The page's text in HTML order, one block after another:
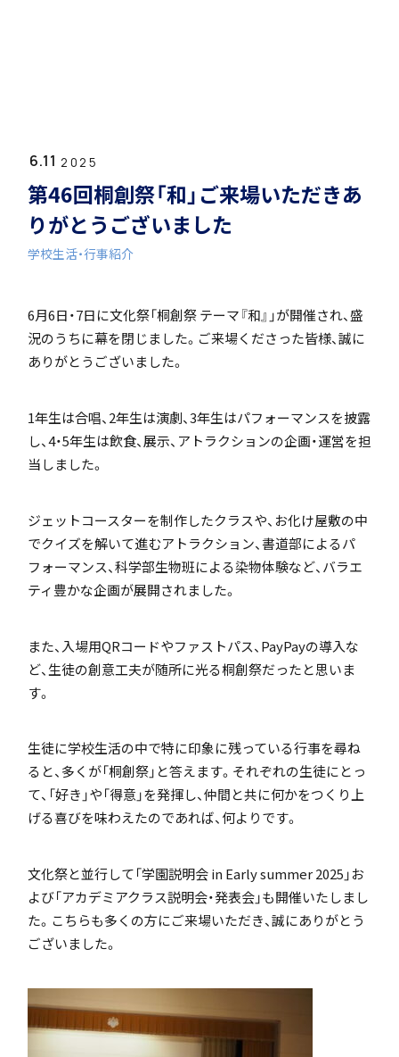
6.11 2025
第46回桐創祭「和」ご来場いただきあ
りがとうございました
学校生活・行事紹介
6月6日・7日に文化祭「桐創祭 テーマ『和』」が開催され、盛
況のうちに幕を閉じました。ご来場くださった皆様、誠に
ありがとうございました。
1年生は合唱、2年生は演劇、3年生はパフォーマンスを披露
し、4・5年生は飲食、展示、アトラクションの企画・運営を担
当しました。
ジェットコースターを制作したクラスや、お化け屋敷の中
でクイズを解いて進むアトラクション、書道部によるパ
フォーマンス、科学部生物班による染物体験など、バラエ
ティ豊かな企画が展開されました。
また、入場用QRコードやファストパス、PayPayの導入な
ど、生徒の創意工夫が随所に光る桐創祭だったと思いま
す。
生徒に学校生活の中で特に印象に残っている行事を尋ね
ると、多くが「桐創祭」と答えます。それぞれの生徒にとっ
て、「好き」や「得意」を発揮し、仲間と共に何かをつくり上
げる喜びを味わえたのであれば、何よりです。
文化祭と並行して「学園説明会 in Early summer 2025」お
よび「アカデミアクラス説明会・発表会」も開催いたしまし
た。こちらも多くの方にご来場いただき、誠にありがとう
ございました。
学校長挨拶
「SDGs」の取り組みについて
いじめ防止基本方針
特色
茗溪ジェネラルクラス（MG）
アカデミアクラス（AC）
国際バカロレア（IB）クラス